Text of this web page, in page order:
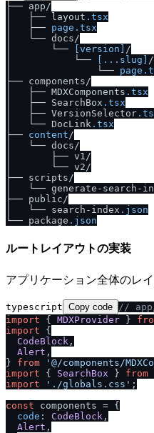
├── app/
│   ├── layout .tsx
│   ├── page .tsx
│   └── docs/
│       └──
[version] /
│           └──
[...slug] /
│               └── page
├── components/
│   ├── MDXComponents .tsx
│   ├── SearchBox .tsx
│   ├── VersionSelector
│   └── DocLink .tsx
├── content/
│   └── docs/
│       ├── v1/
│       └── v2/
├── scripts/
│   └── generate-search-
├── public/
│   └── search-index .json
└── package .json
ルートレイアウトの実装
アプリケーション全体のレ
typescript Copy code / / app
import { MDXProvider }
import {
CodeBlock ,
Alert ,
} from '@/components /
import { SearchBox } from
import
'. /globals.css' ;
const components = {
code : CodeBlock ,
Alert ,